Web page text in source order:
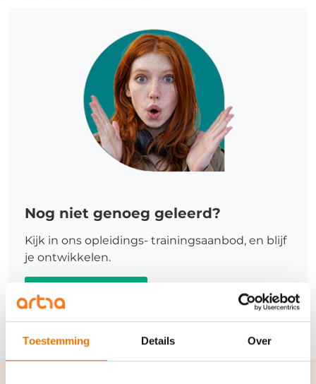
Toestemming Details Over
Nog niet genoeg geleerd?
Kijk in ons opleidings- trainingsaanbod, en blijf
je ontwikkelen.
Meer informatie